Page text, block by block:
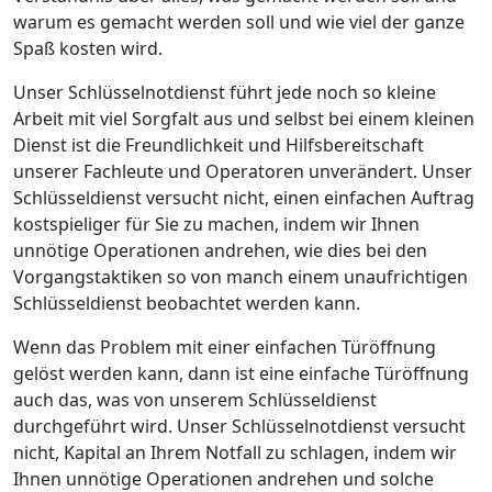
warum es gemacht werden soll und wie viel der ganze
Spaß kosten wird.
Unser Schlüsselnotdienst führt jede noch so kleine
Arbeit mit viel Sorgfalt aus und selbst bei einem kleinen
Dienst ist die Freundlichkeit und Hilfsbereitschaft
unserer Fachleute und Operatoren unverändert. Unser
Schlüsseldienst versucht nicht, einen einfachen Auftrag
kostspieliger für Sie zu machen, indem wir Ihnen
unnötige Operationen andrehen, wie dies bei den
Vorgangstaktiken so von manch einem unaufrichtigen
Schlüsseldienst beobachtet werden kann.
Wenn das Problem mit einer einfachen Türöffnung
gelöst werden kann, dann ist eine einfache Türöffnung
auch das, was von unserem Schlüsseldienst
durchgeführt wird. Unser Schlüsselnotdienst versucht
nicht, Kapital an Ihrem Notfall zu schlagen, indem wir
Ihnen unnötige Operationen andrehen und solche